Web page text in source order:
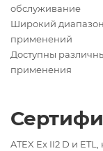
обслуживание
Широкий
применений
Доступны
применения
ATEX Ex II2 D и